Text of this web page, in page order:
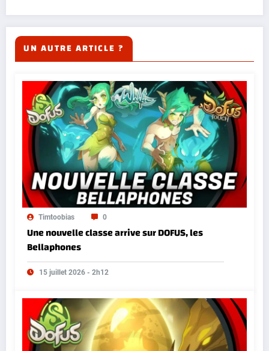
UN AUTRE ARTICLE ?
Timtoobias 0
Une nouvelle classe arrive sur DOFUS, les
Bellaphones
15 juillet 2026 - 2h12